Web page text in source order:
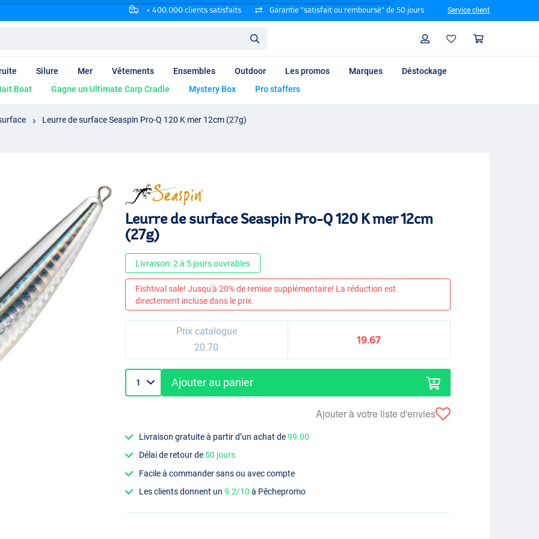
+ 400.000 clients satisfaits Garantie "satisfait ou remboursé" de 50 jours Service client
Profil
Silure Mer Vêtements Ensembles Outdoor Les promos Marques
Déstockage
Boat
Gagne un Ultimate Carp Cradle Mystery Box Pro staffers
Leurre de surface Seaspin Pro-Q 120 K mer 12cm (27g)
Leurre de surface Seaspin Pro-Q 120 K mer 12cm
(27g)
Livraison: 2 à 5 jours ouvrables
Fishtival sale! Jusqu'à 20% de remise supplémentaire! La réduction est
directement incluse dans le prix.
Prix catalogue
20.70
19.67
Ajouter au panier
Ajouter à votre liste d'envies
Livraison gratuite à partir d’un achat de99.00
Délai de retour de 50 jours
Facile à commander sans ou avec compte
Les clients donnent un9.2/10 à Pêchepromo